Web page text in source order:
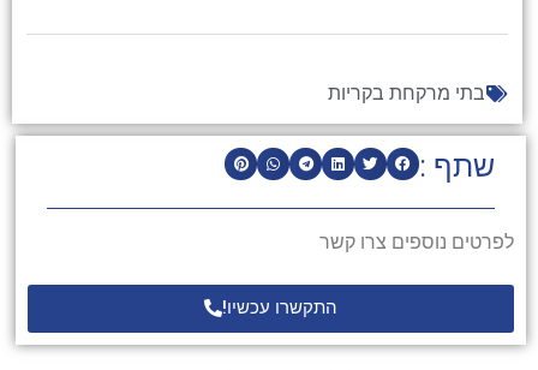
שתף :
לפרטים נוספים צרו קשר
התקשרו עכשיו!
בתי מרקחת בקריות